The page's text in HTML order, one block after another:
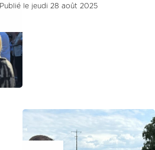
Publié le jeudi 28 août 2025